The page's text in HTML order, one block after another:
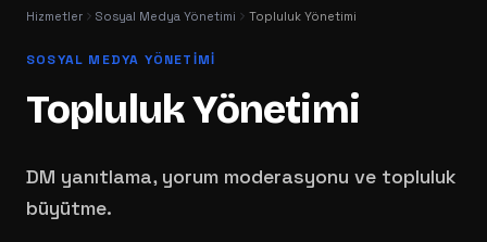
Hizmetler Sosyal Medya Yönetimi Topluluk Yönetimi
SOSYAL MEDYA YÖNETIMI
Topluluk Yönetimi
DM yanıtlama, yorum moderasyonu ve topluluk
büyütme.